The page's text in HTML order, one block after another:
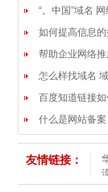
“。中国”域名
如何提高信息
帮助企业网络
怎么样找域名
百度知道链接
什么是网站备
友情链接：